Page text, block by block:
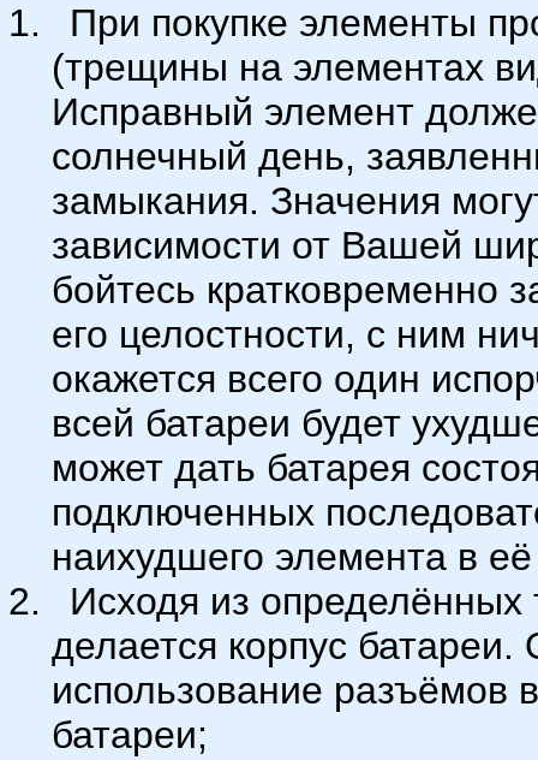
При покупке элементы
(трещины на элементах
Исправный элемент
солнечный день,
замыкания. Значения
зависимости от Вашей
бойтесь кратковременно
его целостности, с ним
окажется всего один
всей батареи будет
может дать батарея
подключенных
наихудшего элемента в
Исходя из определённых
делается корпус
использование разъёмов
батареи;